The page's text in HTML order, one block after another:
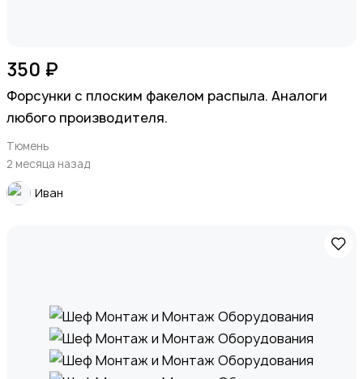
350 ₽
Форсунки с плоским факелом распыла. Аналоги
любого производителя.
Тюмень
2 месяца назад
Иван